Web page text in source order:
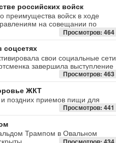
российских войск
преимущества войск в ходе
на совещании по
Просмотров: 464
соцсетях
свои социальные сети
завершила выступление
Просмотров: 463
ЖКТ
и поздних приемов пищи для
Просмотров: 441
Трампом в Овальном